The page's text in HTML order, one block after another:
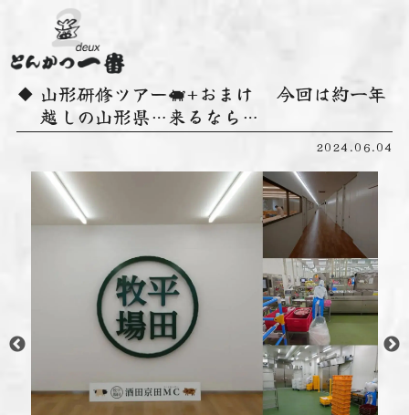
山形研修ツアー🐖+おまけ 今回は約一年
越しの山形県…来るなら…
2024.06.04